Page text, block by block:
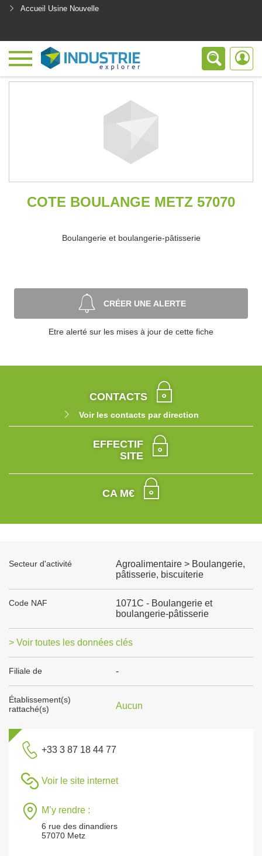
Accueil Usine Nouvelle
COTE BOULANGE METZ 57070
Boulangerie et boulangerie-pâtisserie
CRÉER UNE ALERTE
Etre alerté sur les mises à jour de cette fiche
CONTACTS
Voir les contacts par direction
EFFECTIF
SITE
CA M€
Secteur d'activité
Agroalimentaire > Boulangerie,
pâtisserie, biscuiterie
Code NAF
1071C - Boulangerie et
boulangerie-pâtisserie
> Voir toutes les données clés
Filiale de -
Établissement(s)
rattaché(s)
Aucun
+33 3 87 18 44 77
Voir le site internet
M’y rendre :
6 rue des dinandiers
57070 Metz